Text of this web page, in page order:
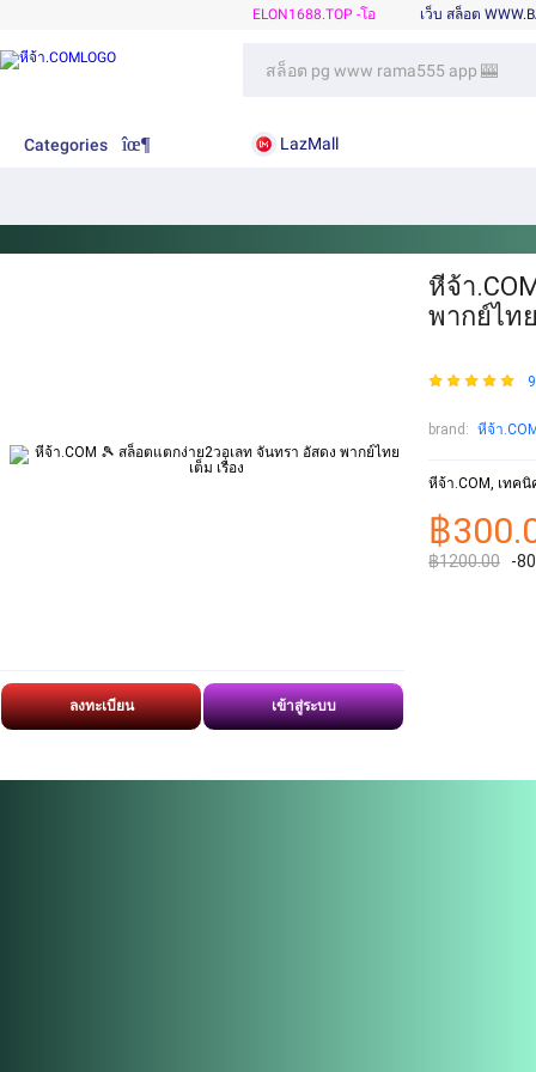
ELON1688.TOP -โอ เว็บ สล็อต
Categories LazMall
ลงทะเบียน เข้าสู่ระบบ
หีจ้า
พากย์ไท
brand: หีจ้า
หีจ้า.COM, เทคนิ
฿
฿1200.00 -